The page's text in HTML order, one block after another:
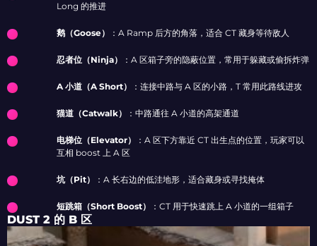
Long 的推进
鹅（Goose） ：A Ramp 后方的角落，适合 CT 藏身等待敌人
忍者位（Ninja） ：A 区箱子旁的隐蔽位置，常用于躲藏或偷拆炸弹
A 小道（A Short） ：连接中路与 A 区的小路，T 常用此路线进攻
猫道（Catwalk） ：中路通往 A 小道的高架通道
电梯位（Elevator）
：A 区下方靠近 CT 出生点的位置，玩家可以
互相 boost 上 A 区
坑（Pit） ：A 长右边的低洼地形，适合藏身或寻找掩体
短跳箱（Short Boost） ：CT 用于快速跳上 A 小道的一组箱子
DUST 2 的 B 区